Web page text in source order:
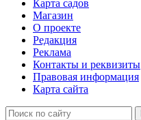
Карта садов
Магазин
О проекте
Редакция
Реклама
Контакты и реквизиты
Правовая информация
Карта сайта